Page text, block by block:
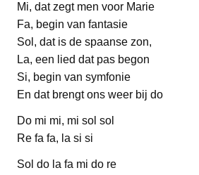
Mi, dat zegt men voor Marie
Fa, begin van fantasie
Sol, dat is de spaanse zon,
La, een lied dat pas begon
Si, begin van symfonie
En dat brengt ons weer bij do
Do mi mi, mi sol sol
Re fa fa, la si si
Sol do la fa mi do re